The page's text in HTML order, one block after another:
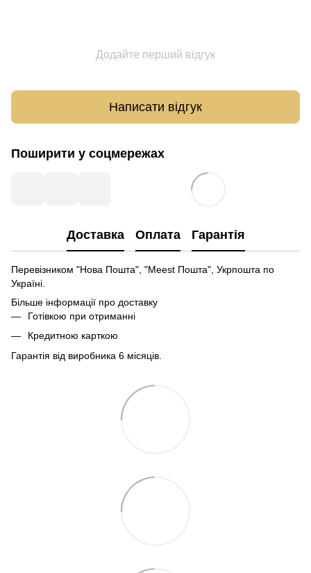
Додайте перший відгук
Написати відгук
Поширити у соцмережах
Доставка Оплата Гарантія
Перевізником "Нова Пошта", "Meest Пошта", Укрпошта по
Україні.
Більше інформації про доставку
Готівкою при отриманні
Кредитною карткою
Гарантія від виробника 6 місяців.